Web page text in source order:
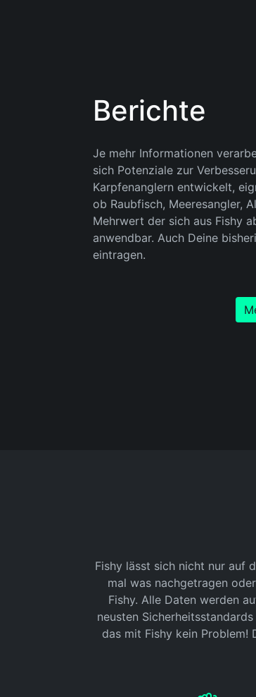
Berichte
Je mehr Informationen
sich Potenziale zur
Karpfenanglern entwickelt,
ob Raubfisch, Meeresangler,
Mehrwert der sich aus Fishy
anwendbar. Auch Deine
eintragen.
Fishy lässt sich nicht nur auf
mal was nachgetragen
Fishy. Alle Daten werden
neusten
das mit Fishy kein Problem!